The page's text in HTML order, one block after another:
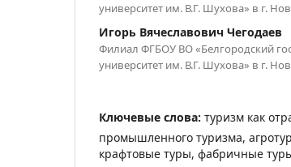
университет им. В.Г. Шухова» в г.
Игорь Вячеславович Чегодаев
Филиал ФГБОУ ВО «Белгородский
университет им. В.Г. Шухова» в г.
Ключевые слова: туризм как
промышленного туризма,
крафтовые туры, фабричные